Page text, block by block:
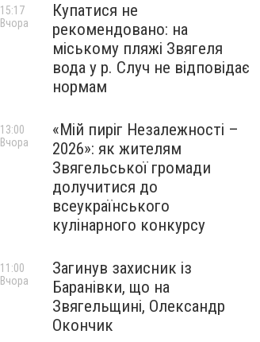
Купатися не
рекомендовано: на
міському пляжі Звягеля
вода у р. Случ не відповідає
нормам
15:17
Вчора
«Мій пиріг Незалежності –
2026»: як жителям
Звягельської громади
долучитися до
всеукраїнського
кулінарного конкурсу
13:00
Вчора
Загинув захисник із
Баранівки, що на
Звягельщині, Олександр
Окончик
11:00
Вчора